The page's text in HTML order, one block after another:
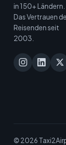
in 150+ Ländern.
Das Vertrauen
Reisenden seit
2003.
© 2026